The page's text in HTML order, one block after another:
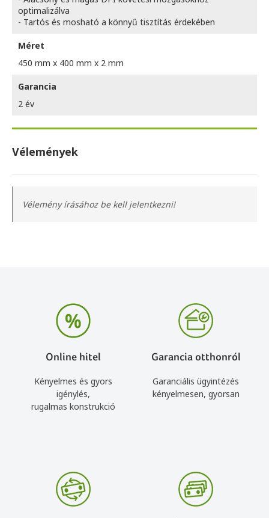
optimalizálva
- Tartós és mosható a könnyű tisztítás érdekében
Méret
450 mm x 400 mm x 2 mm
Garancia
2 év
Vélemények
Vélemény írásához be kell jelentkezni!
Online hitel
Kényelmes és gyors
igénylés,
rugalmas konstrukció
Garancia otthonról
Garanciális ügyintézés
kényelmesen, gyorsan